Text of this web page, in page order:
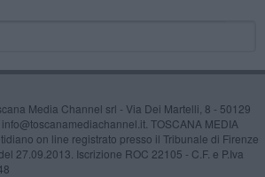
Media Channel srl - Via Dei Martelli, 8 - 50129
info@toscanamediachannel.it. TOSCANA MEDIA
on line registrato presso il Tribunale di Firenze
27.09.2013. Iscrizione ROC 22105 - C.F. e P.Iva